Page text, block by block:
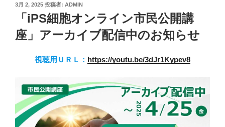
投
3月 2, 2025 投稿者: ADMIN
「iPS細胞オンライン市民公開講
座」アーカイブ配信中のお知らせ
視聴用ＵＲＬ： https://youtu.be/3dJr1Kypev8